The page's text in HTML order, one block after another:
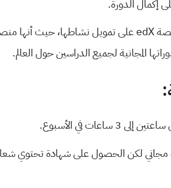
إكمال الدورة.
edXعلى تمويل نشاطها، حيث أنها
المجانية لجميع الدراسين حول العالم.
في الأسبوع.
لكن الحصول على شهادة تحتوي شعار الجامعة